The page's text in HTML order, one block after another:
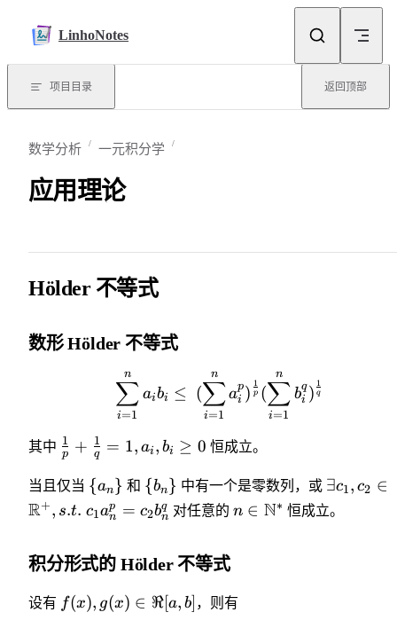
LinhoNotes
项目目录 返回顶部
数学分析 一元积分学
应用理论
Hölder 不等式
数形 Hölder 不等式
i=1
∑
n
aibi ≤ (
i=1
∑
n
ai
p) p
1 (
i=1
∑
n
bi
q ) q
1
其中
p
1 + q
1 = 1, ai , bi ≥ 0 恒成立。
当且仅当 {an} 和 {bn} 中有一个是零数列，或 ∃c1, c2 ∈
R+, s.t. c1an
p = c2bn
q 对任意的 n ∈ N∗ 恒成立。
积分形式的 Hölder 不等式
设有 f(x), g(x) ∈ ℜ[a, b] ，则有